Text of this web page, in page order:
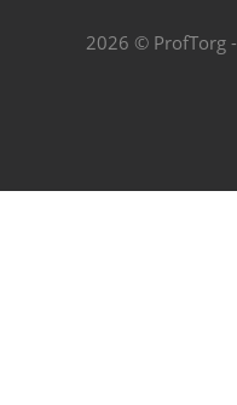
2026 © ProfTorg